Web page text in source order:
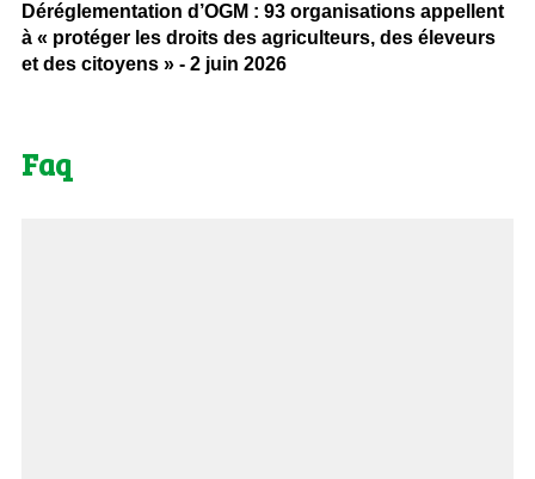
Déréglementation d’OGM : 93 organisations appellent
à « protéger les droits des agriculteurs, des éleveurs
et des citoyens » - 2 juin 2026
Faq